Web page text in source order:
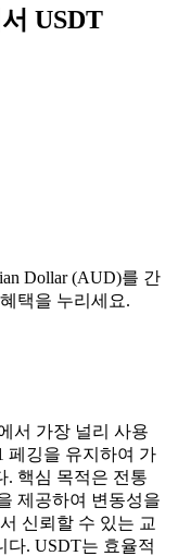
USDT
Dollar (AUD)를 간
택을 누리세요.
서 가장 널리 사용
페깅을 유지하여 가
. 핵심 목적은 전통
제공하여 변동성을
신뢰할 수 있는 교
다. USDT는 효율적